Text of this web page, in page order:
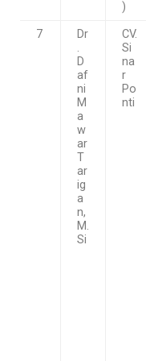
)
7
Dr
.
D
af
ni
M
a
w
ar
T
ar
ig
a
n,
M.
Si
CV.
Si
na
r
Po
nti